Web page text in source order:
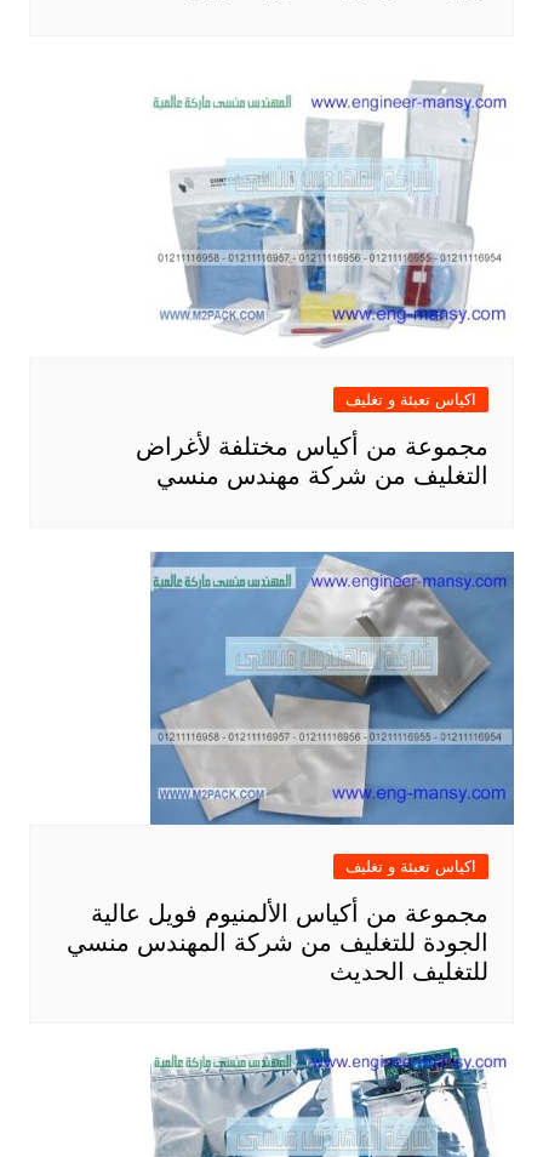
اكياس تعبئة و تغليف
مجموعة من أكياس مختلفة لأغراض
التغليف من شركة مهندس منسي
اكياس تعبئة و تغليف
مجموعة من أكياس الألمنيوم فويل عالية
الجودة للتغليف من شركة المهندس منسي
للتغليف الحديث